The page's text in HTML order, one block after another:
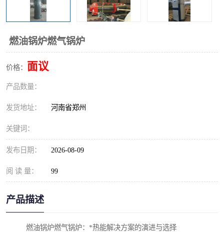
燃油锅炉燃气锅炉
价格： 面议
产品数量：
发货地址： 河南省郑州
关键词：
发布日期： 2026-08-09
阅 读 量： 99
产品描述
燃油锅炉燃气锅炉：*热能解决方案的演进与选择